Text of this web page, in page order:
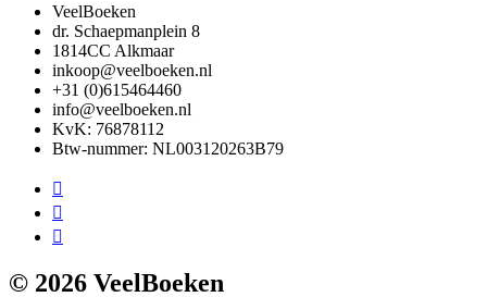
VeelBoeken
dr. Schaepmanplein 8
1814CC Alkmaar
inkoop@veelboeken.nl
+31 (0)615464460
info@veelboeken.nl
KvK: 76878112
Btw-nummer: NL003120263B79
© 2026 VeelBoeken